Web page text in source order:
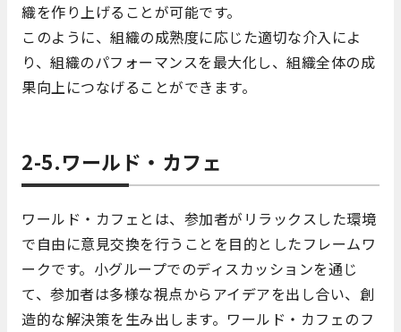
織を作り上げることが可能です。
このように、組織の成熟度に応じた適切な介入によ
り、組織のパフォーマンスを最大化し、組織全体の成
果向上につなげることができます。
2-5.ワールド・カフェ
ワールド・カフェとは、参加者がリラックスした環境
で自由に意見交換を行うことを目的としたフレームワ
ークです。小グループでのディスカッションを通じ
て、参加者は多様な視点からアイデアを出し合い、創
造的な解決策を生み出します。ワールド・カフェのフ